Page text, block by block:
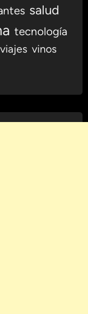
salud
tecnología
viajes vinos